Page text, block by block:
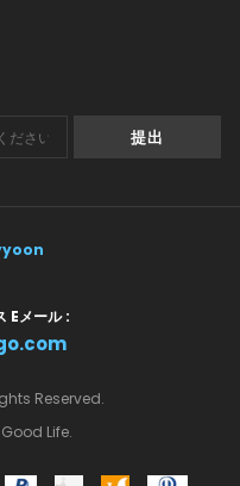
Eメール :
Reserved.
Life.